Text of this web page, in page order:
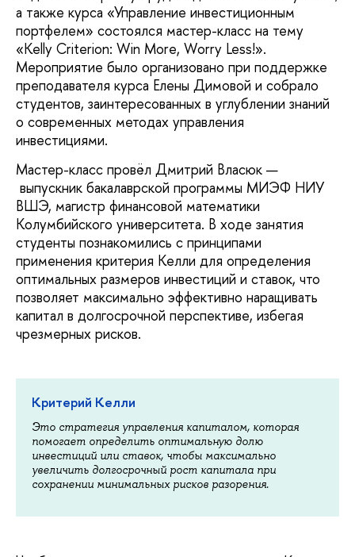
а также курса «Управление инвестиционным
портфелем» состоялся мастер-класс на тему
«Kelly Criterion: Win More, Worry Less!».
Мероприятие было организовано при поддержке
преподавателя курса Елены Димовой и собрало
студентов, заинтересованных в углублении знаний
о современных методах управления
инвестициями.
Мастер-класс провёл Дмитрий Власюк —
выпускник бакалаврской программы МИЭФ НИУ
ВШЭ, магистр финансовой математики
Колумбийского университета. В ходе занятия
студенты познакомились с принципами
применения критерия Келли для определения
оптимальных размеров инвестиций и ставок, что
позволяет максимально эффективно наращивать
капитал в долгосрочной перспективе, избегая
чрезмерных рисков.
Критерий Келли
Это стратегия управления капиталом, которая
помогает определить оптимальную долю
инвестиций или ставок, чтобы максимально
увеличить долгосрочный рост капитала при
сохранении минимальных рисков разорения.